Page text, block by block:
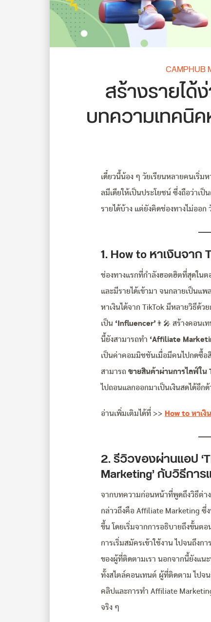
CAMPHUB
สร้างรายได้
บทความเทคนิ
เดี๋ยวนี้น้อง ๆ วัยเรียนหลายคนเริ่ม
ลมีเดียให้เป็นประโยชน์ ซึ่งถือว่าเป็
รายได้บ้าง แต่ยังคิดช่องทางไม่ออ
1. How to หาเงินจาก
ช่องทางแรกที่กำลังฮอตฮิตที่สุดใน
และมีรายได้เข้ามา จนกลายเป็นแ
หาเงินได้จาก TikTok มีหลายวิธีด้ว
เป็น ‘Influencer’ 👨‍🎤 สร้างคอนเ
นี้ยังสามารถทำ ‘Affiliate
เป็นค่าคอมมิชชันเมื่อมีคนไปกดซื้อสิ
สามารถ ขายสินค้าผ่านการไลฟ์ใน
ไปถอนแลกออกมาเป็นเงินสดได้อีกด้
อ่านเพิ่มเติมได้ที่ >> How to หาเงิ
2. รีวิวของผ่านแอป
Marketing’ กับวิธีกา
จากบทความก่อนหน้าที่พูดถึงวิธีต่าง
กล่าวถึงคือ Affiliate Marketing ซึ่
ขึ้น โดยเริ่มจากการอธิบายถึงขั้นตอ
การเริ่มสมัครเข้าใช้งาน ไปจนถึงก
ของผู้ที่ติดตามเรา นอกจากนี้ยังแน
ทั้งสไตล์คอนเทนต์ ผู้ที่ติดตาม ไปจน
คลิปและการทำ Affiliate
จริง ๆ